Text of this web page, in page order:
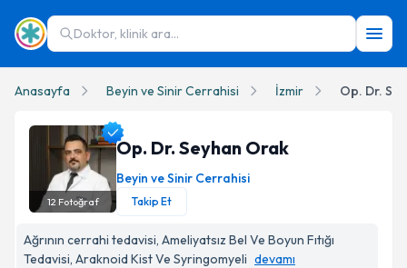
Doktor, klinik ara...
Anasayfa Beyin ve Sinir Cerrahisi İzmir Op. Dr.
12 Fotoğraf
Op. Dr. Seyhan Orak
Beyin ve Sinir Cerrahisi
Takip Et
Ağrının cerrahi tedavisi, Ameliyatsız Bel Ve Boyun Fıtığı
Tedavisi, Araknoid Kist Ve Syringomyeli devamı